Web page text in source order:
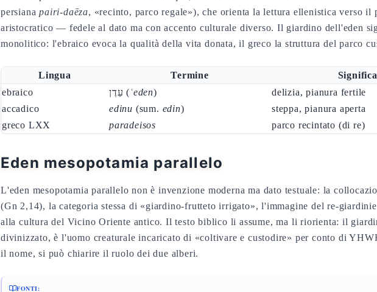
persianapairi-daēza, «recinto, parco regale»), che orienta la lettura ellenistica verso il
aristocratico — fedele al dato ma con accento culturale diverso. Il giardino dell'eden
monolitico: l'ebraico evoca la qualità della vita donata, il greco la struttura del parco
Lingua Termine
ebraico
עֵדֶן (ʿeden)
delizia, pianura fertile
accadico
edinu (sum. edin)
steppa, pianura aperta
greco LXX
paradeisos parco recintato (di re)
Eden mesopotamia parallelo
L'eden mesopotamia parallelo non è invenzione moderna ma dato testuale: la
(Gn 2,14), la categoria stessa di «giardino-frutteto irrigato», l'immagine del re-
alla cultura del Vicino Oriente antico. Il testo biblico li assume, ma li riorienta: il
divinizzato, è l'uomo creaturale incaricato di «coltivare e custodire» per conto di
il nome, si può chiarire il ruolo dei due alberi.
FONTI: